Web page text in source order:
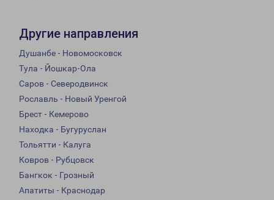
Другие направления
Душанбе - Новомосковск
Тула - Йошкар-Ола
Саров - Северодвинск
Рославль - Новый Уренгой
Брест - Кемерово
Находка - Бугуруслан
Тольятти - Калуга
Ковров - Рубцовск
Бангкок - Грозный
Апатиты - Краснодар